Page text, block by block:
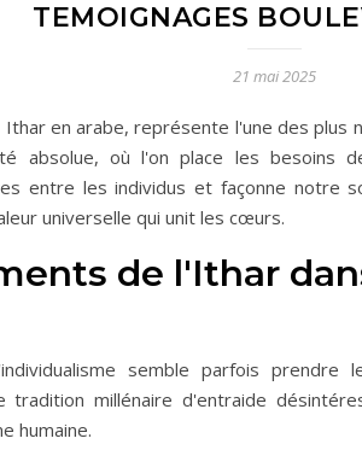
TEMOIGNAGES
21 mai 2025
Ithar en arabe, représente l'une des plus
absolue, où l'on place les besoins
entre les individus et façonne notre
universelle qui unit les cœurs.
de l'Ithar
semble parfois
tradition millénaire d'entraide
humaine.